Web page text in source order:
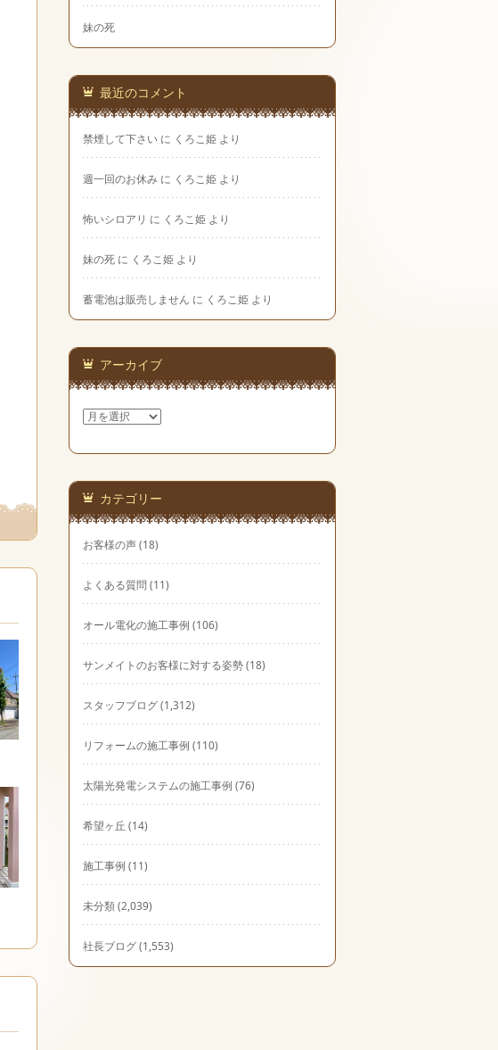
妹の死
最近のコメント
禁煙して下さい に くろこ姫 より
週一回のお休み に くろこ姫 より
怖いシロアリ に くろこ姫 より
妹の死 に くろこ姫 より
蓄電池は販売しません に くろこ姫 より
アーカイブ
ア
ー
イ
カテゴリー
お客様の声(18)
よくある質問(11)
オール電化の施工事例 (106)
サンメイトのお客様に対する姿勢(18)
スタッフブログ(1,312)
リフォームの施工事例 (110)
太陽光発電システムの施工事例 (76)
希望ヶ丘 (14)
施工事例 (11)
未分類(2,039)
社長ブログ(1,553)